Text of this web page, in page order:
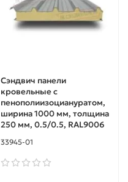
Сэндвич панели
кровельные с
пенополиизоциануратом,
ширина 1000 мм, толщина
250 мм, 0.5/0.5, RAL9006
33945-01